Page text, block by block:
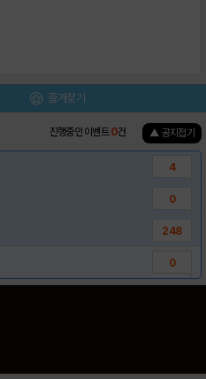
즐겨찾기
진행중인 이벤트 0건 ▲ 공지접기
4
0
248
0